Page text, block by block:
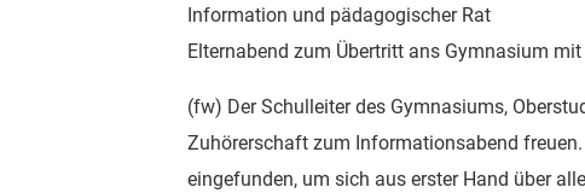
Information und pädagogischer Rat
Elternabend zum Übertritt ans Gymnasium
(fw) Der Schulleiter des Gymnasiums,
Zuhörerschaft zum Informationsabend
eingefunden, um sich aus erster Hand über